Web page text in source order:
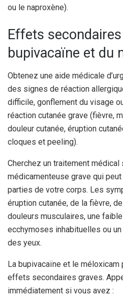
ou le naproxène).
Effets
bupivacaïne et du
Obtenez une aide médicale
des signes de réaction
difficile, gonflement du visage
réaction cutanée grave (fièvre,
douleur cutanée, éruption
cloques et peeling).
Cherchez un traitement
médicamenteuse grave qui
parties de votre corps. Les
éruption cutanée, de la fièvre,
douleurs musculaires, une
ecchymoses inhabituelles ou
des yeux.
La bupivacaïne et le méloxicam
effets secondaires graves.
immédiatement si vous avez :